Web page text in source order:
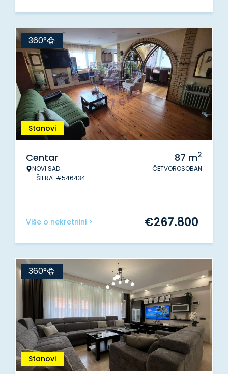
Stanovi
360°
Centar
NOVI SAD
ŠIFRA: #546434
87 m2
ČETVOROSOBAN
Više o nekretnini > €267.800
Stanovi
360°